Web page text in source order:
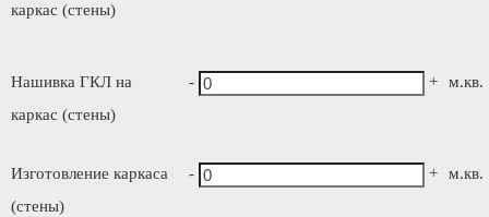
каркас (стены)
Нашивка ГКЛ на
каркас (стены)
- + м.кв.
Изготовление каркаса
(стены)
- + м.кв.